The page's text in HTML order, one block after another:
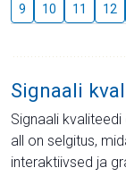
9 10 11 12
Signaali
Signaali
all on selgitus,
interaktiivsed ja